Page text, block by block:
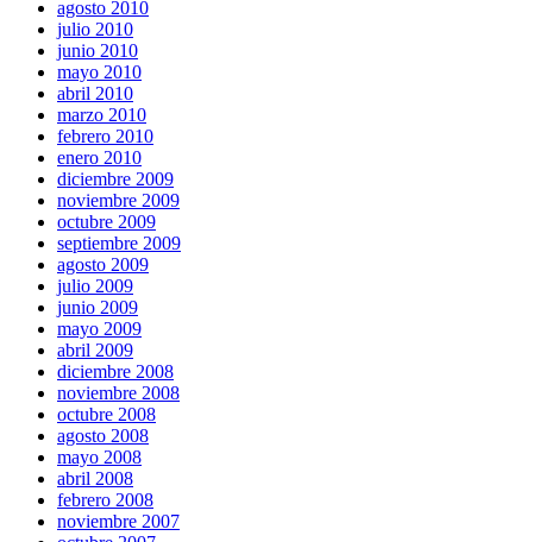
agosto 2010
julio 2010
junio 2010
mayo 2010
abril 2010
marzo 2010
febrero 2010
enero 2010
diciembre 2009
noviembre 2009
octubre 2009
septiembre 2009
agosto 2009
julio 2009
junio 2009
mayo 2009
abril 2009
diciembre 2008
noviembre 2008
octubre 2008
agosto 2008
mayo 2008
abril 2008
febrero 2008
noviembre 2007